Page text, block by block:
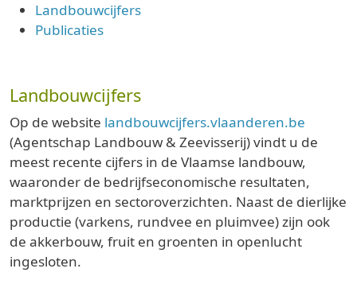
Landbouwcijfers
Publicaties
Landbouwcijfers
Op de website landbouwcijfers.vlaanderen.be
(Agentschap Landbouw & Zeevisserij) vindt u de
meest recente cijfers in de Vlaamse landbouw,
waaronder de bedrijfseconomische resultaten,
marktprijzen en sectoroverzichten. Naast de dierlijke
productie (varkens, rundvee en pluimvee) zijn ook
de akkerbouw, fruit en groenten in openlucht
ingesloten.